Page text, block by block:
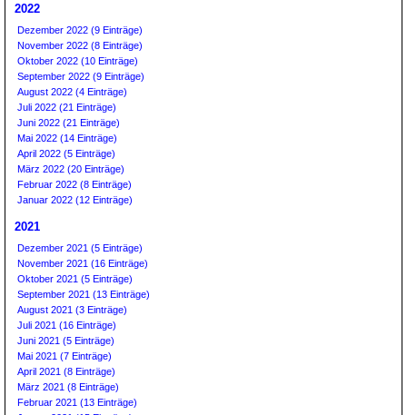
2022
Dezember 2022 (9 Einträge)
November 2022 (8 Einträge)
Oktober 2022 (10 Einträge)
September 2022 (9 Einträge)
August 2022 (4 Einträge)
Juli 2022 (21 Einträge)
Juni 2022 (21 Einträge)
Mai 2022 (14 Einträge)
April 2022 (5 Einträge)
März 2022 (20 Einträge)
Februar 2022 (8 Einträge)
Januar 2022 (12 Einträge)
2021
Dezember 2021 (5 Einträge)
November 2021 (16 Einträge)
Oktober 2021 (5 Einträge)
September 2021 (13 Einträge)
August 2021 (3 Einträge)
Juli 2021 (16 Einträge)
Juni 2021 (5 Einträge)
Mai 2021 (7 Einträge)
April 2021 (8 Einträge)
März 2021 (8 Einträge)
Februar 2021 (13 Einträge)